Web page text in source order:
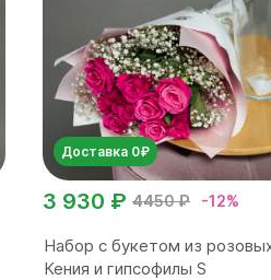
Доставка 0₽
4450 ₽ -12%
3 930 ₽
Набор с букетом из
Кения и гипсофилы S